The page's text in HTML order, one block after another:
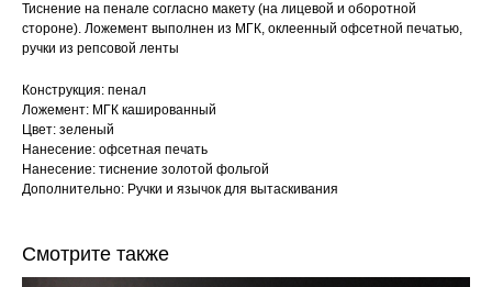
Тиснение на пенале согласно макету (на лицевой и оборотной
стороне). Ложемент выполнен из МГК, оклеенный офсетной печатью,
ручки из репсовой ленты
Конструкция: пенал
Ложемент: МГК кашированный
Цвет: зеленый
Нанесение: офсетная печать
Нанесение: тиснение золотой фольгой
Дополнительно: Ручки и язычок для вытаскивания
Смотрите также